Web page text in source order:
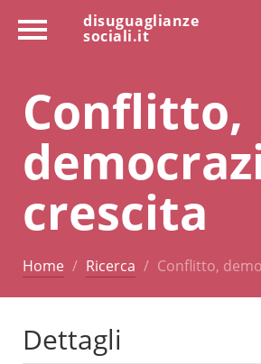
disuguaglianze
sociali.it
Conflitto,
crescita
Home Ricerca Conflitto,
Dettagli